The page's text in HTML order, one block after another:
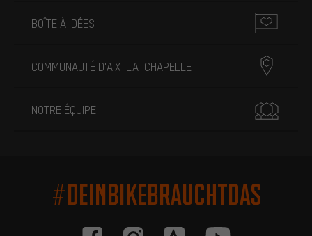
BOÎTE À IDÉES
COMMUNAUTÉ D'AIX-LA-CHAPELLE
NOTRE ÉQUIPE
#DEINBIKEBRAUCHTDAS